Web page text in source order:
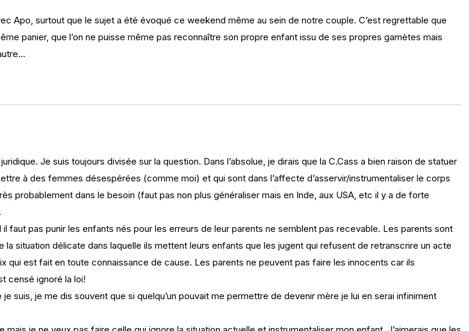
Apo, surtout que le sujet a été évoqué ce weekend même au sein de notre couple. C’est regrettable que
panier, que l’on ne puisse même pas reconnaître son propre enfant issu de ses propres gamètes mais
Je suis toujours divisée sur la question. Dans l’absolue, je dirais que la C.Cass a bien raison de statuer
à des femmes désespérées (comme moi) et qui sont dans l’affecte d’asservir/instrumentaliser le corps
probablement dans le besoin (faut pas non plus généraliser mais en Inde, aux USA, etc il y a de forte
il faut pas punir les enfants nés pour les erreurs de leur parents ne semblent pas recevable. Les parents sont
la situation délicate dans laquelle ils mettent leurs enfants que les jugent qui refusent de retranscrire un acte
qui est fait en toute connaissance de cause. Les parents ne peuvent pas faire les innocents car ils
censé ignoré la loi!
suis, je me dis souvent que si quelqu’un pouvait me permettre de devenir mère je lui en serai infiniment